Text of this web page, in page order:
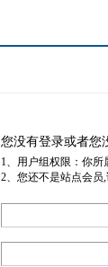
您没有登录或者您
1、用户组权限：你
2、您还不是站点会员